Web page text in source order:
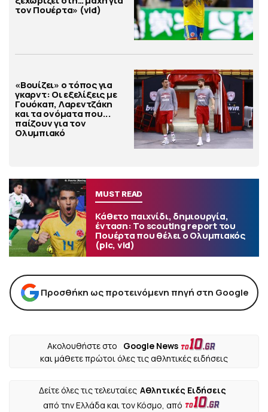
τον Πουέρτα» (vid)
«Βουίζει» ο τόπος για
γκαρντ: Οι εξελίξεις με
Γουόκαπ, Λαρεντζάκη
και τα ονόματα που...
παίζουν για τον
Ολυμπιακό
MUST READ
Κάθετο παιχνίδι, δημιουργία,
ένταση: Το scouting report του
Πουέρτα που θέλει ο Ολυμπιακός
(pic, vid)
Προσθήκη ως προτεινόμενη πηγή στη Google
Ακολουθήστε στο
Google News
και μάθετε πρώτοι όλες τις αθλητικές ειδήσεις
Δείτε όλες τις τελευταίες Αθλητικές Ειδήσεις
από την Ελλάδα και τον Κόσμο, από